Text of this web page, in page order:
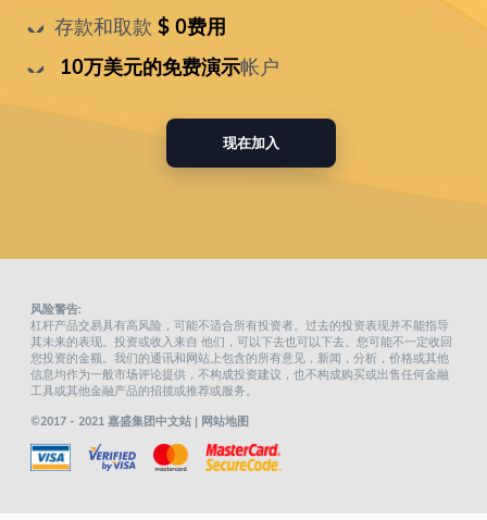
存款和取款 $ 0费用
10万美元的免费演示帐户
现在加入
风险警告:
杠杆产品交易具有高风险，可能不适合所有投资者。过去的投资表现并不能指导
其未来的表现。投资或收入来自 他们，可以下去也可以下去。您可能不一定收回
您投资的金额。我们的通讯和网站上包含的所有意见，新闻，分析，价格或其他
信息均作为一般市场评论提供，不构成投资建议，也不构成购买或出售任何金融
工具或其他金融产品的招揽或推荐或服务。
©2017 - 2021 嘉盛集团中文站 | 网站地图